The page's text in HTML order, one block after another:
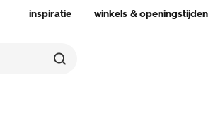
inspiratie winkels & openingstijden